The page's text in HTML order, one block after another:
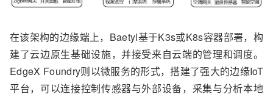
在该架构的边缘端上，Baetyl基于K3s或K8s容器部署，构
建了云边原生基础设施，并接受来自云端的管理和调度。
EdgeX Foundry则以微服务的形式，搭建了强大的边缘IoT
平台，可以连接控制传感器与外部设备，采集与分析本地